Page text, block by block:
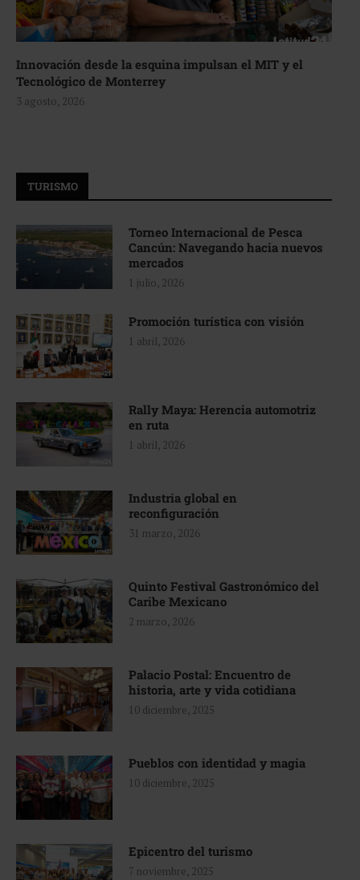
Innovación desde la esquina impulsan el MIT y el
Tecnológico de Monterrey
3 agosto, 2026
TURISMO
Torneo Internacional de Pesca
Cancún: Navegando hacia nuevos
mercados
1 julio, 2026
Promoción turística con visión
1 abril, 2026
Rally Maya: Herencia automotriz
en ruta
1 abril, 2026
Industria global en
reconfiguración
31 marzo, 2026
Quinto Festival Gastronómico del
Caribe Mexicano
2 marzo, 2026
Palacio Postal: Encuentro de
historia, arte y vida cotidiana
10 diciembre, 2025
Pueblos con identidad y magia
10 diciembre, 2025
Epicentro del turismo
7 noviembre, 2025